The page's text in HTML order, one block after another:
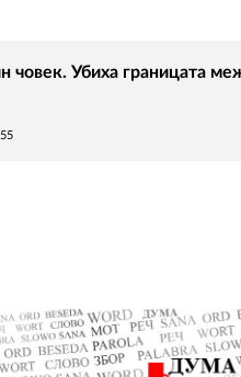
човек. Убиха границата